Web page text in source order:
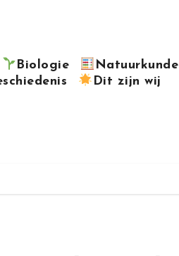
Biologie Natuurkunde
Dit zijn wij